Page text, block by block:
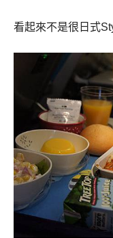
看起來不是很日式